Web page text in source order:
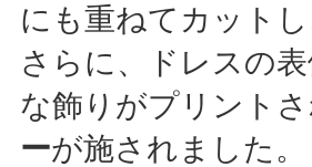
にも重ねてカットし
さらに、ドレスの
な飾りがプリントさ
ーが施されました。